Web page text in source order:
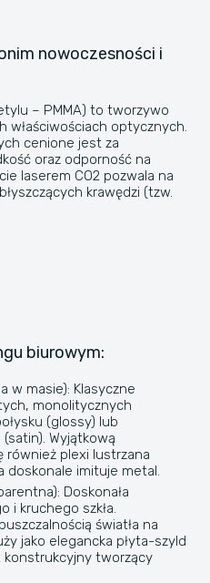
nowoczesności i
– PMMA) to tworzywo
właściwościach optycznych.
cenione jest za
oraz odporność na
laserem CO2 pozwala na
krawędzi (tzw.
biurowym:
w masie): Klasyczne
monolitycznych
(glossy) lub
Wyjątkową
również plexi lustrzana
doskonale imituje metal.
Doskonała
i kruchego szkła.
światła na
jako elegancka płyta-szyld
tworzący